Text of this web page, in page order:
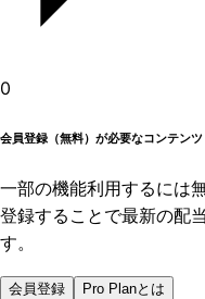
0
会員登録（無料）が必要なコンテンツ
一部の機能利用するには
登録することで最新の配
す。
会員登録 Pro Planとは